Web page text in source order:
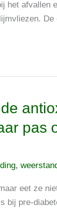
het afvallen
pas
eet ze
bij pre-